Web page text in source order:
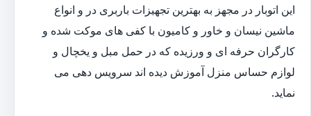
این اتوبار در مجهز به بهترین تجهیزات باربری در و انواع
ماشین نیسان و خاور و کامیون با کفی های موکت شده و
کارگران حرفه ای و ورزیده که در حمل مبل و یخچال و
لوازم حساس منزل آموزش دیده اند سرویس دهی می
نماید.